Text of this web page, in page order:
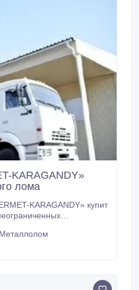
KARAGANDY»
лома
KARAGANDY» купит
основе .
Металлолом